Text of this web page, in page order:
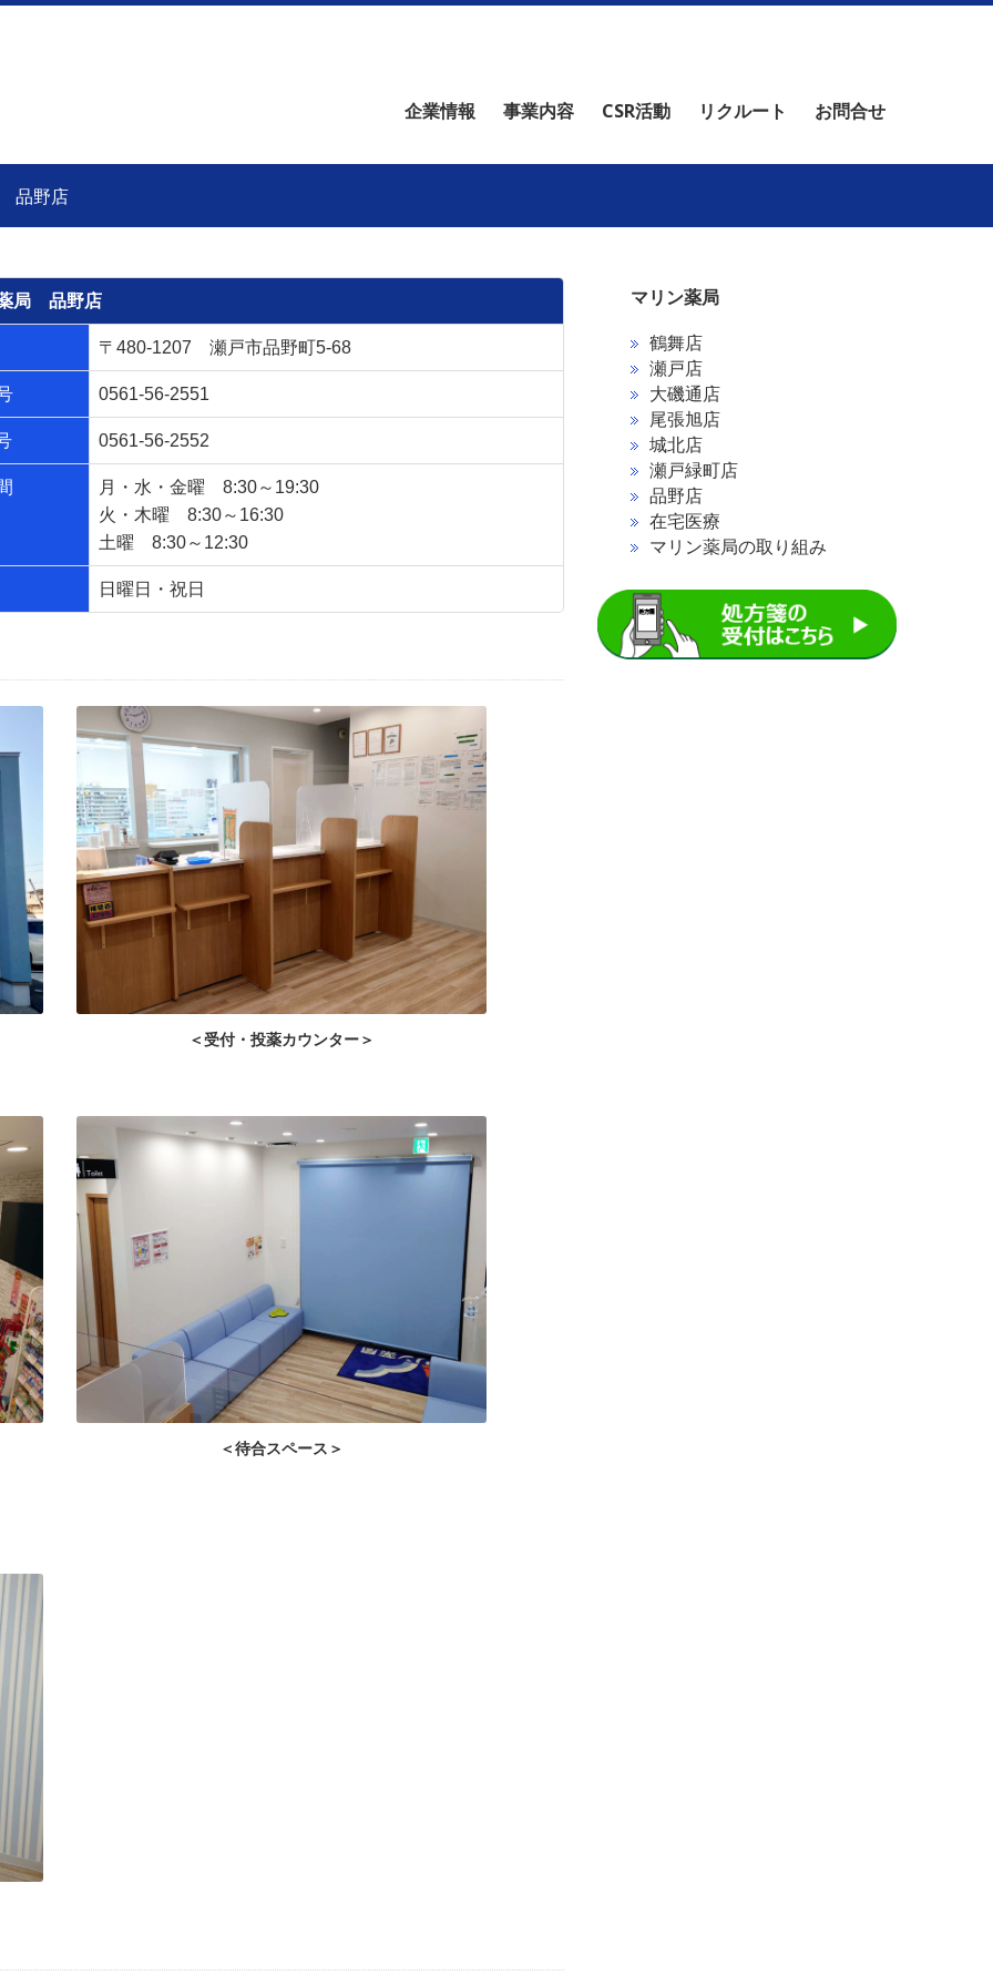
企業情報 事業内容 CSR活動 リクルート お問合せ
品野店
局 品野店
〒480-1207 瀬戸市品野町5-68
0561-56-2551
0561-56-2552
月・水・金曜 8:30～19:30
火・木曜 8:30～16:30
土曜 8:30～12:30
日曜日・祝日
＜受付・投薬カウンター＞
＜待合スペース＞
マリン薬局
鶴舞店
瀬戸店
大磯通店
尾張旭店
城北店
瀬戸緑町店
品野店
在宅医療
マリン薬局の取り組み